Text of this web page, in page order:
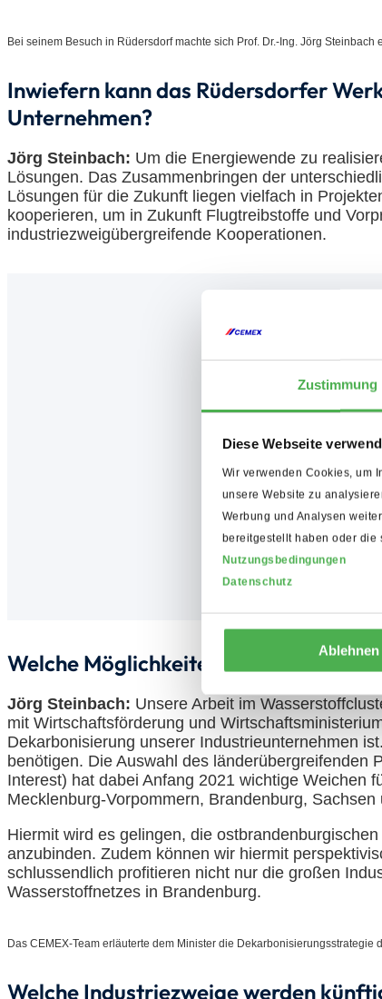
Zustimmung
Diese Webseite
Wir verwenden Cookies, um
unsere Website zu
Werbung und Analysen
bereitgestellt haben oder die
Nutzungsbedingungen
Datenschutz
Ablehnen
Bei seinem Besuch in Rüdersdorf machte sich Prof. Dr.-Ing. Jörg
Inwiefern kann das Rüdersdorfer
Unternehmen?
Jörg Steinbach: Um die Energiewende zu
Lösungen. Das Zusammenbringen der
Lösungen für die Zukunft liegen vielfach in
kooperieren, um in Zukunft Flugtreibstoffe und
industriezweigübergreifende Kooperationen.
Welche Möglichkeiten für Synergien
Jörg Steinbach: Unsere Arbeit im
mit Wirtschaftsförderung und
Dekarbonisierung unserer Industrieunternehmen
benötigen. Die Auswahl des länderübergreifenden
Interest) hat dabei Anfang 2021 wichtige Weichen
Mecklenburg-Vorpommern, Brandenburg,
Hiermit wird es gelingen, die
anzubinden. Zudem können wir hiermit
schlussendlich profitieren nicht nur die großen
Wasserstoffnetzes in Brandenburg.
Das CEMEX-Team erläuterte dem Minister die Dekarbonisierungsstrategie
Welche Industriezweige werden